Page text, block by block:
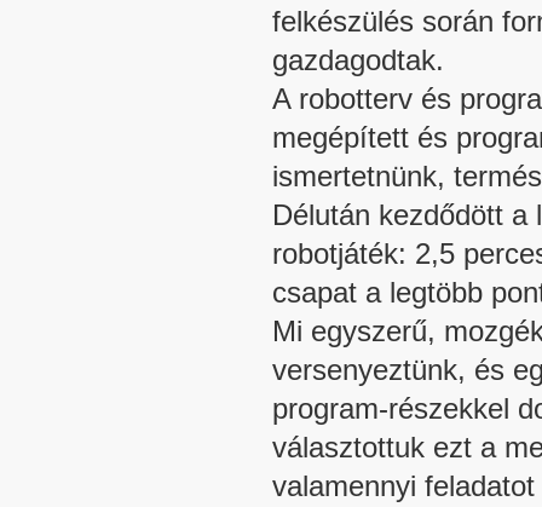
felkészülés során
gazdagodtak.
A robotterv és
megépített és
ismertetnünk,
Délután kezdődött a
robotjáték: 2,5
csapat a legtöbb
Mi egyszerű,
versenyeztünk, és
program-részekkel
választottuk ezt a
valamennyi